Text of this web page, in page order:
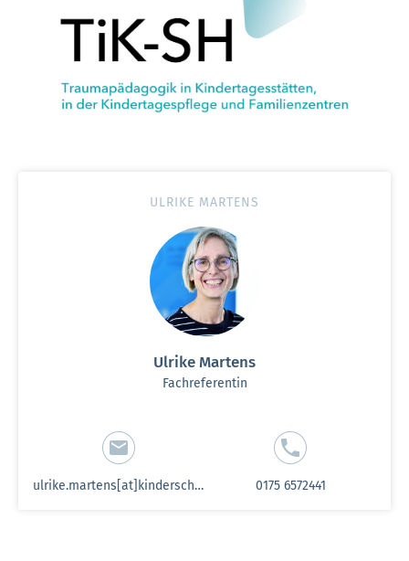
ULRIKE MARTENS
Ulrike Martens
Fachreferentin
ulrike.martens[at]kinderschutzbund-sh.de 0175 6572441